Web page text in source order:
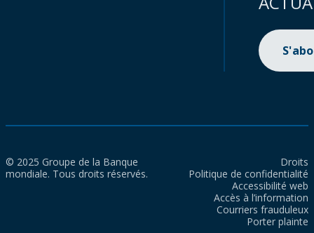
© 2025 Groupe de la Banque
mondiale. Tous droits réservés.
Droits
Politique de confidentialité
Accessibilité web
Accès à l’information
Courriers frauduleux
Porter plainte